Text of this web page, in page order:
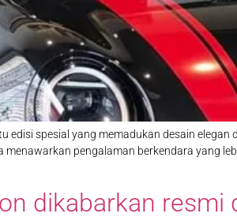
edisi spesial yang memadukan desain
menawarkan pengalaman berkendara yang
dikabarkan